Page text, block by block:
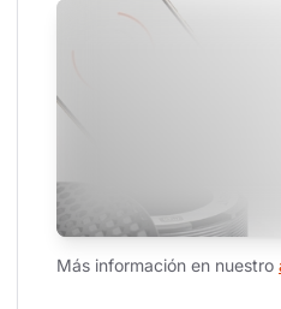
Más información en nuestro